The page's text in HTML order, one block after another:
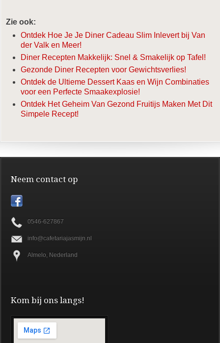
Zie ook:
Ontdek Hoe Je Je Diner Cadeau Slim Inlevert bij Van
der Valk en Meer!
Diner Recepten Makkelijk: Snel & Smakelijk op Tafel!
Gezonde Diner Recepten voor Gewichtsverlies!
Ontdek de Ultieme Dessert Kaas en Wijn Combinaties
voor een Perfecte Smaakexplosie!
Ontdek Het Geheim Van Gezond Fruitijs Maken Met Dit
Simpele Recept!
Neem contact op
0546-627867
info@cafetariajasmijn.nl
Almelo, Nederland
Kom bij ons langs!